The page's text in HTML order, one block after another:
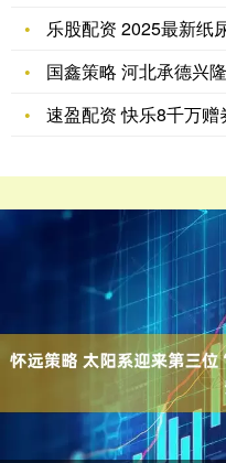
乐股配资 2025最新纸尿
国鑫策略 河北承德兴
速盈配资 快乐8千万赠